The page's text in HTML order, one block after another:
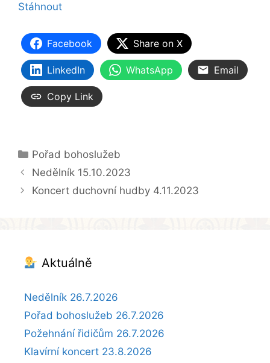
Stáhnout
Facebook Share on X
LinkedIn WhatsApp Email
Copy Link
Rubriky
Pořad bohoslužeb
Nedělník 15.10.2023
Koncert duchovní hudby 4.11.2023
Aktuálně
Nedělník 26.7.2026
Pořad bohoslužeb 26.7.2026
Požehnání řidičům 26.7.2026
Klavírní koncert 23.8.2026